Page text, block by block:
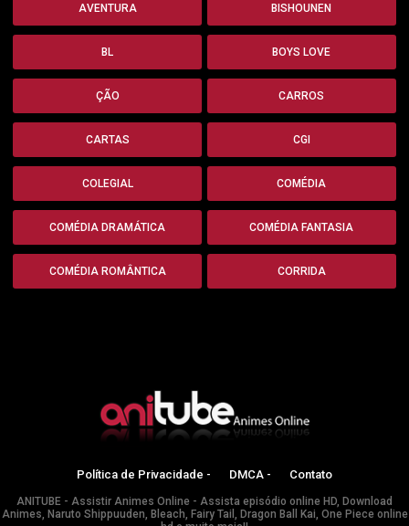
AVENTURA BISHOUNEN
BL BOYS LOVE
ÇÃO CARROS
CARTAS CGI
COLEGIAL COMÉDIA
COMÉDIA DRAMÁTICA COMÉDIA FANTASIA
COMÉDIA ROMÂNTICA CORRIDA
Política de Privacidade - DMCA - Contato
ANITUBE - Assistir Animes Online - Assista episódio online HD, Download
Animes, Naruto Shippuuden, Bleach, Fairy Tail, Dragon Ball Kai, One Piece online